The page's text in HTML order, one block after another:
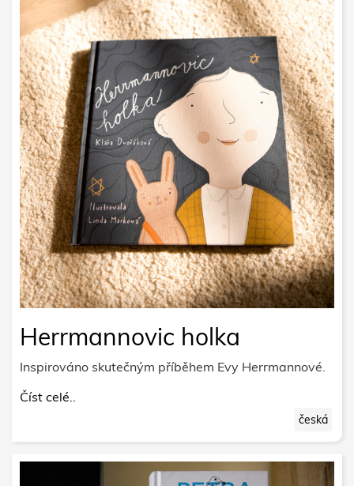
Herrmannovic holka
Inspirováno skutečným příběhem Evy Herrmannové.
Číst celé..
česká